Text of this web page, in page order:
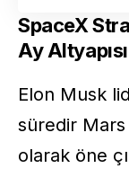
SpaceX
Ay
Elon Musk
süredir
olarak öne